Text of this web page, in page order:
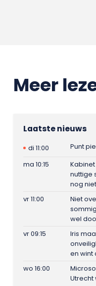
Meer
Laatste nieuws
di 11:00
Punt
ma 10:15
nuttige
nog
vr 11:00
Niet
wel
vr 09:15
Iris
en wint
wo 16:00
Utrecht